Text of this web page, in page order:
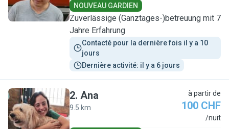
NOUVEAU GARDIEN
Zuverlässige (Ganztages-)betreuung mit 7
Jahre Erfahrung
Contacté pour la dernière fois il y a 10
jours
Dernière activité: il y a 6 jours
A
2. Ana
9.5 km
à partir de
100 CHF
/nuit